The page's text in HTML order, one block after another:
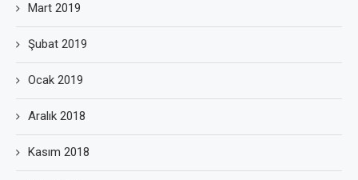
Mart 2019
Şubat 2019
Ocak 2019
Aralık 2018
Kasım 2018